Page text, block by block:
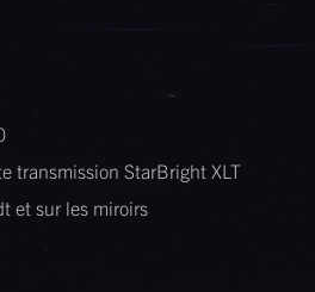
transmission StarBright XLT
et sur les miroirs